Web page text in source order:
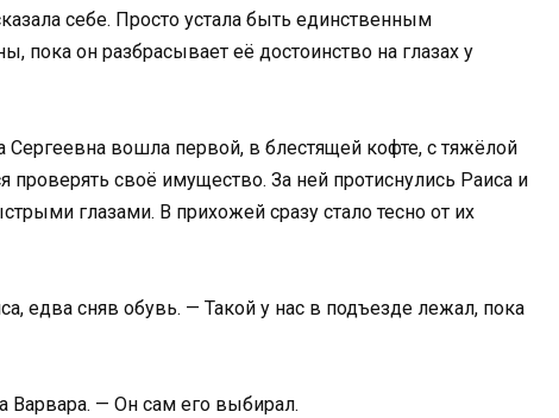
себе. Просто устала быть единственным
пока он разбрасывает её достоинство на глазах у
Сергеевна вошла первой, в блестящей кофте, с тяжёлой
своё имущество. За ней протиснулись Раиса и
глазами. В прихожей сразу стало тесно от их
едва сняв обувь. — Такой у нас в подъезде лежал, пока
Варвара. — Он сам его выбирал.